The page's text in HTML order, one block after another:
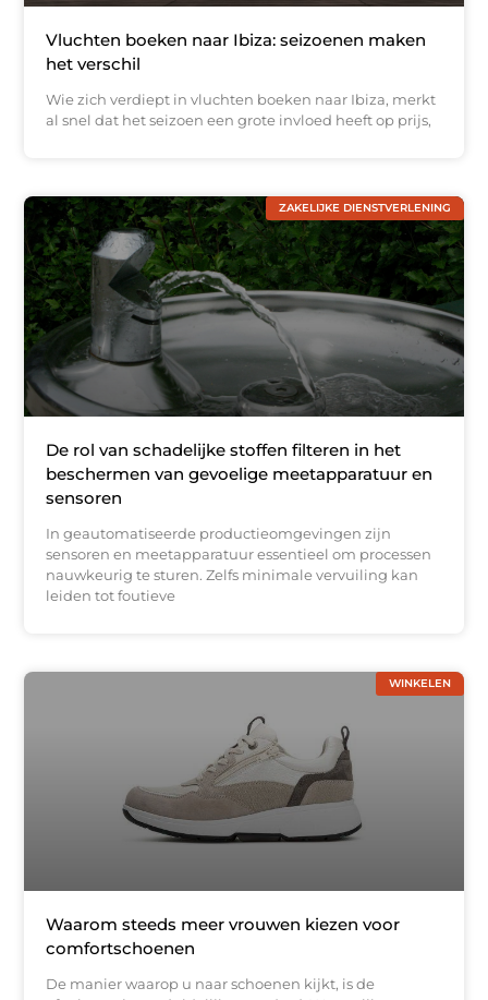
Vluchten boeken naar Ibiza: seizoenen maken
het verschil
Wie zich verdiept in vluchten boeken naar Ibiza, merkt
al snel dat het seizoen een grote invloed heeft op prijs,
ZAKELIJKE DIENSTVERLENING
De rol van schadelijke stoffen filteren in het
beschermen van gevoelige meetapparatuur en
sensoren
In geautomatiseerde productieomgevingen zijn
sensoren en meetapparatuur essentieel om processen
nauwkeurig te sturen. Zelfs minimale vervuiling kan
leiden tot foutieve
WINKELEN
Waarom steeds meer vrouwen kiezen voor
comfortschoenen
De manier waarop u naar schoenen kijkt, is de